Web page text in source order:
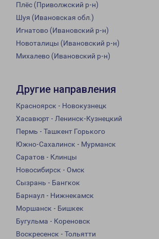
Плёс (Приволжский р-н)
Шуя (Ивановская обл.)
Игнатово (Ивановский р-н)
Новоталицы (Ивановский р-н)
Михалево (Ивановский р-н)
Другие направления
Красноярск - Новокузнецк
Хасавюрт - Ленинск-Кузнецкий
Пермь - Ташкент Горького
Южно-Сахалинск - Мурманск
Саратов - Клинцы
Новосибирск - Омск
Сызрань - Бангкок
Барнаул - Нижнекамск
Моршанск - Бишкек
Бугульма - Кореновск
Воскресенск - Тольятти